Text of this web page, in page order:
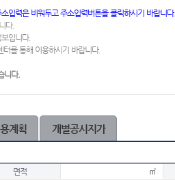
입력은 비워두고 주소입력버튼을 클릭하시기 바랍니다.
다.
입니다.
를 통해 이용하시기 바랍니다.
니다.
계획 개별공시지가
면적 ㎡